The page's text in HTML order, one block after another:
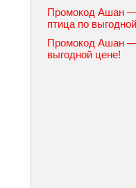
Промокод Ашан
птица по
Промокод Ашан —
выгодной цене!